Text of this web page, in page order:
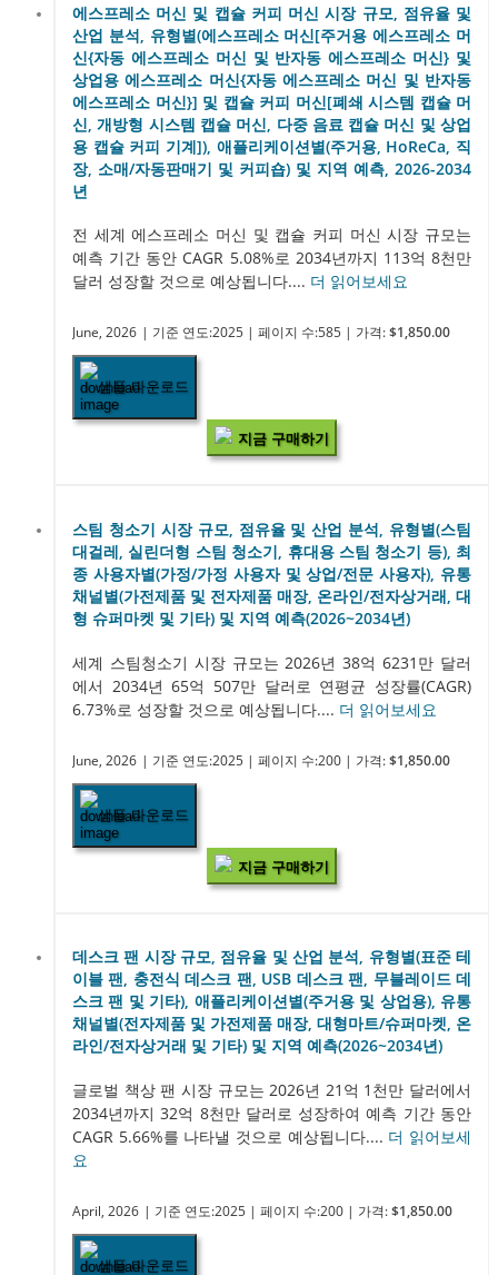
에스프레소 머신 및 캡슐 커피 머신 시장 규모, 점유율 및
산업 분석, 유형별(에스프레소 머신[주거용 에스프레소 머
신{자동 에스프레소 머신 및 반자동 에스프레소 머신} 및
상업용 에스프레소 머신{자동 에스프레소 머신 및 반자동
에스프레소 머신}] 및 캡슐 커피 머신[폐쇄 시스템 캡슐 머
신, 개방형 시스템 캡슐 머신, 다중 음료 캡슐 머신 및 상업
용 캡슐 커피 기계]), 애플리케이션별(주거용, HoReCa, 직
장, 소매/자동판매기 및 커피숍) 및 지역 예측, 2026-2034
년
전 세계 에스프레소 머신 및 캡슐 커피 머신 시장 규모는
예측 기간 동안 CAGR 5.08%로 2034년까지 113억 8천만
달러 성장할 것으로 예상됩니다.... 더 읽어보세요
June, 2026 | 기준 연도:2025 | 페이지 수:585 | 가격: $1,850.00
샘플 다운로드
지금 구매하기
스팀 청소기 시장 규모, 점유율 및 산업 분석, 유형별(스팀
대걸레, 실린더형 스팀 청소기, 휴대용 스팀 청소기 등), 최
종 사용자별(가정/가정 사용자 및 상업/전문 사용자), 유통
채널별(가전제품 및 전자제품 매장, 온라인/전자상거래, 대
형 슈퍼마켓 및 기타) 및 지역 예측(2026~2034년)
세계 스팀청소기 시장 규모는 2026년 38억 6231만 달러
에서 2034년 65억 507만 달러로 연평균 성장률(CAGR)
6.73%로 성장할 것으로 예상됩니다.... 더 읽어보세요
June, 2026 | 기준 연도:2025 | 페이지 수:200 | 가격: $1,850.00
샘플 다운로드
지금 구매하기
데스크 팬 시장 규모, 점유율 및 산업 분석, 유형별(표준 테
이블 팬, 충전식 데스크 팬, USB 데스크 팬, 무블레이드 데
스크 팬 및 기타), 애플리케이션별(주거용 및 상업용), 유통
채널별(전자제품 및 가전제품 매장, 대형마트/슈퍼마켓, 온
라인/전자상거래 및 기타) 및 지역 예측(2026~2034년)
글로벌 책상 팬 시장 규모는 2026년 21억 1천만 달러에서
2034년까지 32억 8천만 달러로 성장하여 예측 기간 동안
CAGR 5.66%를 나타낼 것으로 예상됩니다.... 더 읽어보세
요
April, 2026 | 기준 연도:2025 | 페이지 수:200 | 가격: $1,850.00
샘플 다운로드